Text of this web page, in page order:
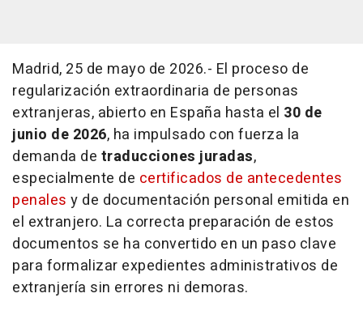
Madrid, 25 de mayo de 2026.- El proceso de
regularización extraordinaria de personas
extranjeras, abierto en España hasta el 30 de
junio de 2026, ha impulsado con fuerza la
demanda de traducciones juradas,
especialmente de certificados de antecedentes
penales y de documentación personal emitida en
el extranjero. La correcta preparación de estos
documentos se ha convertido en un paso clave
para formalizar expedientes administrativos de
extranjería sin errores ni demoras.